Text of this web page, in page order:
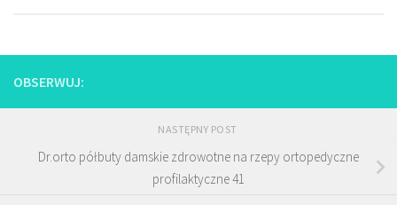
OBSERWUJ:
NASTĘPNY POST
Dr.orto półbuty damskie zdrowotne na rzepy ortopedyczne
profilaktyczne 41